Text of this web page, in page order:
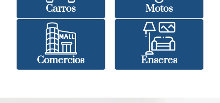
Carros Motos
Comercios Enseres